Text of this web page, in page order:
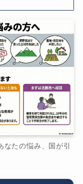
なたの悩み、国が引